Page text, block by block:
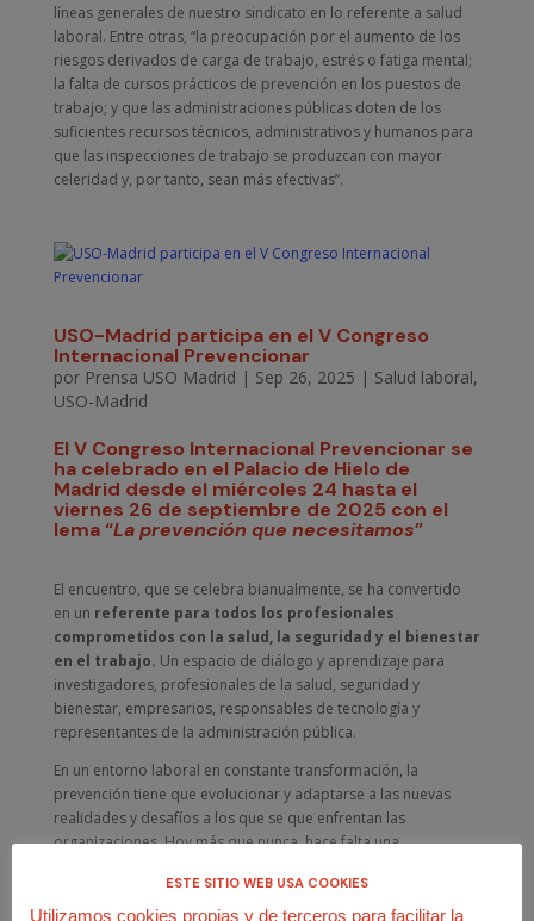
líneas generales de nuestro sindicato en lo referente a salud
laboral. Entre otras, “la preocupación por el aumento de los
riesgos derivados de carga de trabajo, estrés o fatiga mental;
la falta de cursos prácticos de prevención en los puestos de
trabajo; y que las administraciones públicas doten de los
suficientes recursos técnicos, administrativos y humanos para
que las inspecciones de trabajo se produzcan con mayor
celeridad y, por tanto, sean más efectivas”.
USO-Madrid participa en el V Congreso
Internacional Prevencionar
por Prensa USO Madrid | Sep 26, 2025 | Salud laboral,
USO-Madrid
El V Congreso Internacional Prevencionar se
ha celebrado en el Palacio de Hielo de
Madrid desde el miércoles 24 hasta el
viernes 26 de septiembre de 2025 con el
lema “La prevención que necesitamos”
El encuentro, que se celebra bianualmente, se ha convertido
en un referente para todos los profesionales
comprometidos con la salud, la seguridad y el bienestar
en el trabajo. Un espacio de diálogo y aprendizaje para
investigadores, profesionales de la salud, seguridad y
bienestar, empresarios, responsables de tecnología y
representantes de la administración pública.
En un entorno laboral en constante transformación, la
prevención tiene que evolucionar y adaptarse a las nuevas
realidades y desafíos a los que se que enfrentan las
organizaciones. Hoy más que nunca, hace falta una
tendencias emergentesque definirán el futuro del trabajo.
ESTE SITIO WEB USA COOKIES
Utilizamos cookies propias y de terceros para facilitar la